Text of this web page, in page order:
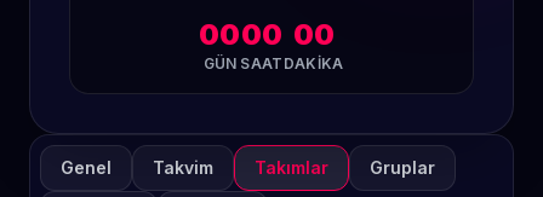
00
GÜN
00
SAAT
00
DAKIKA
Genel Takvim Takımlar Gruplar